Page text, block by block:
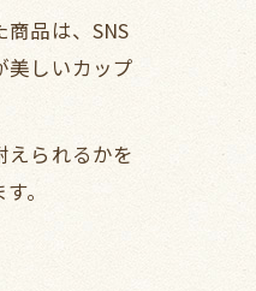
品は、SNS
美しいカップ
えられるかを
。